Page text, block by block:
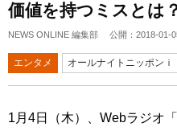
価値を持つミスとは
NEWS ONLINE 編集部 公開： 2018-01-
エンタメ オールナイトニッポンｉ
1月4日（木）、Webラジオ